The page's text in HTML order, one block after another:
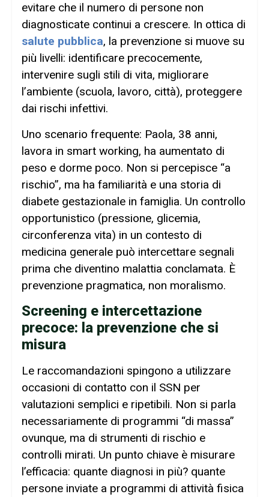
evitare che il numero di persone non
diagnosticate continui a crescere. In ottica di
salute pubblica, la prevenzione si muove su
più livelli: identificare precocemente,
intervenire sugli stili di vita, migliorare
l’ambiente (scuola, lavoro, città), proteggere
dai rischi infettivi.
Uno scenario frequente: Paola, 38 anni,
lavora in smart working, ha aumentato di
peso e dorme poco. Non si percepisce “a
rischio”, ma ha familiarità e una storia di
diabete gestazionale in famiglia. Un controllo
opportunistico (pressione, glicemia,
circonferenza vita) in un contesto di
medicina generale può intercettare segnali
prima che diventino malattia conclamata. È
prevenzione pragmatica, non moralismo.
Screening e intercettazione
precoce: la prevenzione che si
misura
Le raccomandazioni spingono a utilizzare
occasioni di contatto con il SSN per
valutazioni semplici e ripetibili. Non si parla
necessariamente di programmi “di massa”
ovunque, ma di strumenti di rischio e
controlli mirati. Un punto chiave è misurare
l’efficacia: quante diagnosi in più? quante
persone inviate a programmi di attività fisica